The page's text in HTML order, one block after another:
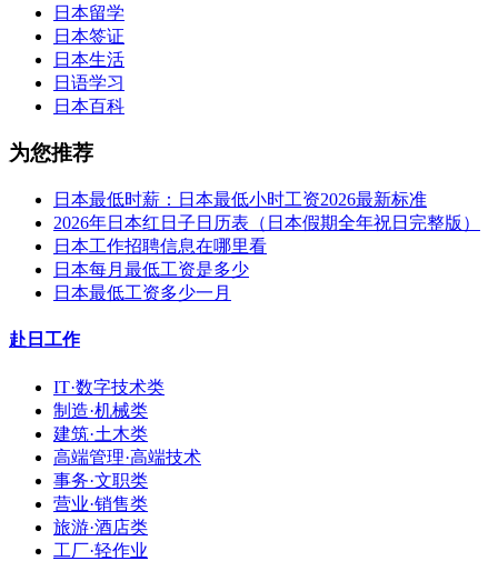
日本留学
日本签证
日本生活
日语学习
日本百科
为您推荐
日本最低时薪：日本最低小时工资2026最新标准
2026年日本红日子日历表（日本假期全年祝日完整版）
日本工作招聘信息在哪里看
日本每月最低工资是多少
日本最低工资多少一月
赴日工作
IT·数字技术类
制造·机械类
建筑·土木类
高端管理·高端技术
事务·文职类
营业·销售类
旅游·酒店类
工厂·轻作业